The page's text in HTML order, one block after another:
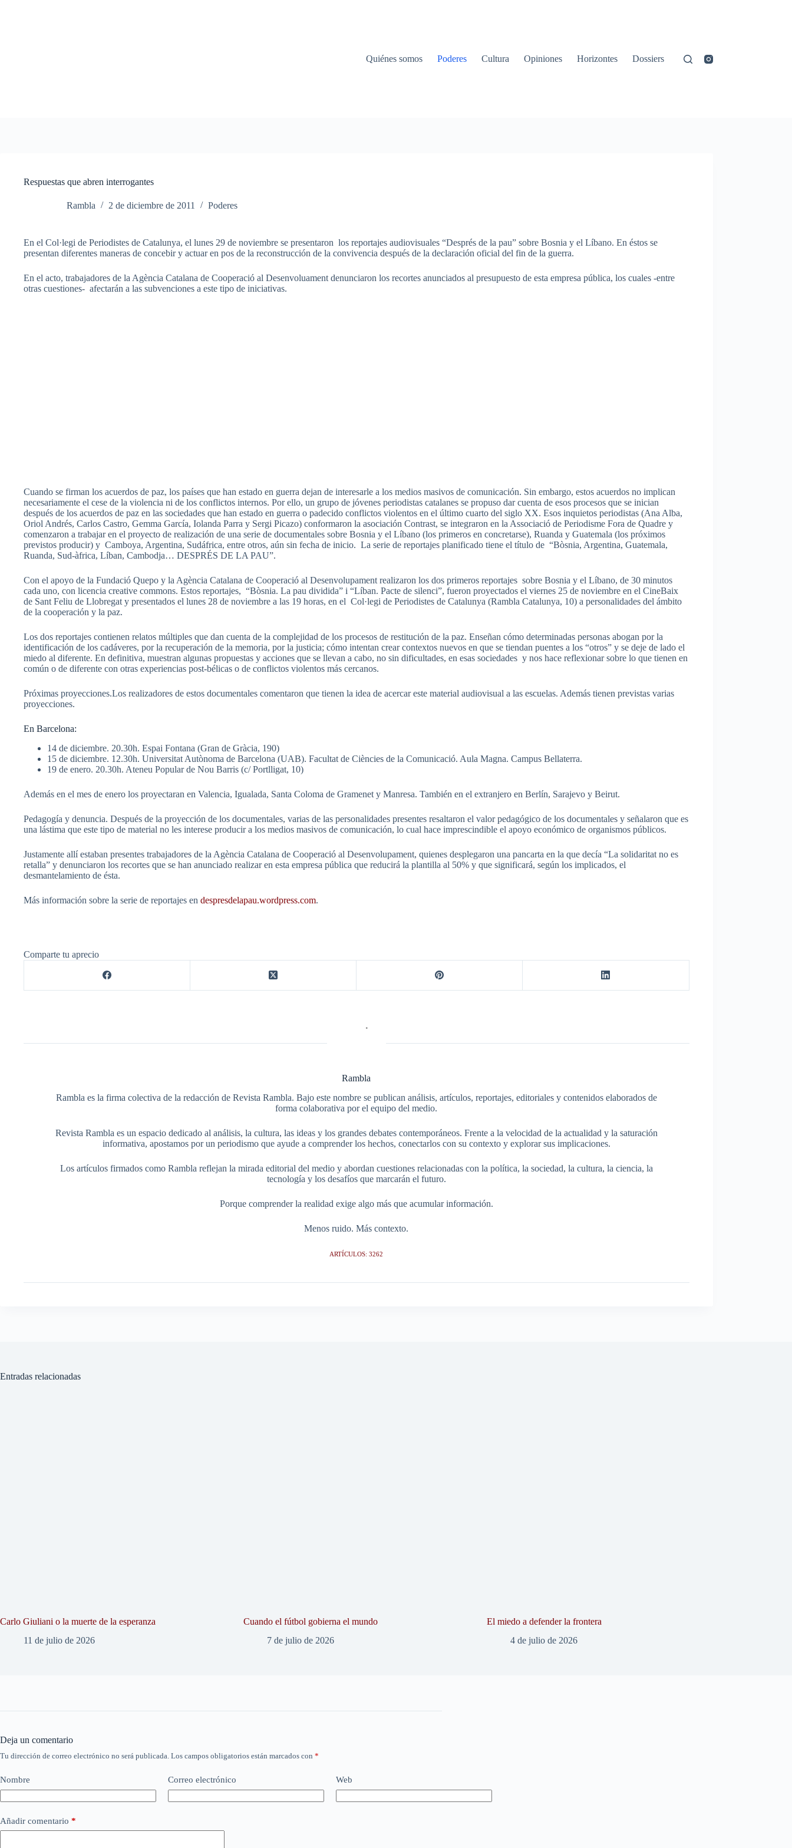
Quiénes somos Poderes Cultura Opiniones Horizontes Dossiers
Respuestas que abren interrogantes
Rambla 2 de diciembre de 2011 Poderes
En el Col·legi de Periodistes de Catalunya, el lunes 29 de noviembre se presentaron los reportajes audiovisuales “Després de la pau” sobre Bosnia y el Líbano. En éstos se
presentan diferentes maneras de concebir y actuar en pos de la reconstrucción de la convivencia después de la declaración oficial del fin de la guerra.
En el acto, trabajadores de la Agència Catalana de Cooperació al Desenvoluament denunciaron los recortes anunciados al presupuesto de esta empresa pública, los cuales -entre
otras cuestiones- afectarán a las subvenciones a este tipo de iniciativas.
Cuando se firman los acuerdos de paz, los países que han estado en guerra dejan de interesarle a los medios masivos de comunicación. Sin embargo, estos acuerdos no implican
necesariamente el cese de la violencia ni de los conflictos internos. Por ello, un grupo de jóvenes periodistas catalanes se propuso dar cuenta de esos procesos que se inician
después de los acuerdos de paz en las sociedades que han estado en guerra o padecido conflictos violentos en el último cuarto del siglo XX. Esos inquietos periodistas (Ana Alba,
Oriol Andrés, Carlos Castro, Gemma García, Iolanda Parra y Sergi Picazo) conformaron la asociación Contrast, se integraron en la Associació de Periodisme Fora de Quadre y
comenzaron a trabajar en el proyecto de realización de una serie de documentales sobre Bosnia y el Líbano (los primeros en concretarse), Ruanda y Guatemala (los próximos
previstos producir) y Camboya, Argentina, Sudáfrica, entre otros, aún sin fecha de inicio. La serie de reportajes planificado tiene el título de “Bòsnia, Argentina, Guatemala,
Ruanda, Sud-àfrica, Líban, Cambodja… DESPRÉS DE LA PAU”.
Con el apoyo de la Fundació Quepo y la Agència Catalana de Cooperació al Desenvolupament realizaron los dos primeros reportajes sobre Bosnia y el Líbano, de 30 minutos
cada uno, con licencia creative commons. Estos reportajes, “Bòsnia. La pau dividida” i “Líban. Pacte de silenci”, fueron proyectados el viernes 25 de noviembre en el CineBaix
de Sant Feliu de Llobregat y presentados el lunes 28 de noviembre a las 19 horas, en el Col·legi de Periodistes de Catalunya (Rambla Catalunya, 10) a personalidades del ámbito
de la cooperación y la paz.
Los dos reportajes contienen relatos múltiples que dan cuenta de la complejidad de los procesos de restitución de la paz. Enseñan cómo determinadas personas abogan por la
identificación de los cadáveres, por la recuperación de la memoria, por la justicia; cómo intentan crear contextos nuevos en que se tiendan puentes a los “otros” y se deje de lado el
miedo al diferente. En definitiva, muestran algunas propuestas y acciones que se llevan a cabo, no sin dificultades, en esas sociedades y nos hace reflexionar sobre lo que tienen en
común o de diferente con otras experiencias post-bélicas o de conflictos violentos más cercanos.
Próximas proyecciones.Los realizadores de estos documentales comentaron que tienen la idea de acercar este material audiovisual a las escuelas. Además tienen previstas varias
proyecciones.
En Barcelona:
14 de diciembre. 20.30h. Espai Fontana (Gran de Gràcia, 190)
15 de diciembre. 12.30h. Universitat Autònoma de Barcelona (UAB). Facultat de Ciències de la Comunicació. Aula Magna. Campus Bellaterra.
19 de enero. 20.30h. Ateneu Popular de Nou Barris (c/ Portlligat, 10)
Además en el mes de enero los proyectaran en Valencia, Igualada, Santa Coloma de Gramenet y Manresa. También en el extranjero en Berlín, Sarajevo y Beirut.
Pedagogía y denuncia. Después de la proyección de los documentales, varias de las personalidades presentes resaltaron el valor pedagógico de los documentales y señalaron que es
una lástima que este tipo de material no les interese producir a los medios masivos de comunicación, lo cual hace imprescindible el apoyo económico de organismos públicos.
Justamente allí estaban presentes trabajadores de la Agència Catalana de Cooperació al Desenvolupament, quienes desplegaron una pancarta en la que decía “La solidaritat no es
retalla” y denunciaron los recortes que se han anunciado realizar en esta empresa pública que reducirá la plantilla al 50% y que significará, según los implicados, el
desmantelamiento de ésta.
Más información sobre la serie de reportajes en despresdelapau.wordpress.com.
Comparte tu aprecio
Rambla
Rambla es la firma colectiva de la redacción de Revista Rambla. Bajo este nombre se publican análisis, artículos, reportajes, editoriales y contenidos elaborados de
forma colaborativa por el equipo del medio.
Revista Rambla es un espacio dedicado al análisis, la cultura, las ideas y los grandes debates contemporáneos. Frente a la velocidad de la actualidad y la saturación
informativa, apostamos por un periodismo que ayude a comprender los hechos, conectarlos con su contexto y explorar sus implicaciones.
Los artículos firmados como Rambla reflejan la mirada editorial del medio y abordan cuestiones relacionadas con la política, la sociedad, la cultura, la ciencia, la
tecnología y los desafíos que marcarán el futuro.
Porque comprender la realidad exige algo más que acumular información.
Menos ruido. Más contexto.
ARTÍCULOS: 3262
Entradas relacionadas
Carlo Giuliani o la muerte de la esperanza
11 de julio de 2026
Cuando el fútbol gobierna el mundo
7 de julio de 2026
El miedo a defender la frontera
4 de julio de 2026
Deja un comentario
Tu dirección de correo electrónico no será publicada. Los campos obligatorios están marcados con *
Nombre Correo electrónico Web
Añadir comentario *